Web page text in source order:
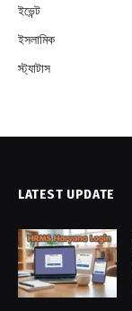
ইভেন্ট
ইসলামিক
স্ট্যাটাস
LATEST UPDATE